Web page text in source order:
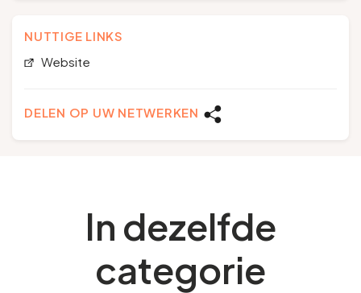
NUTTIGE LINKS
Website
DELEN OP UW NETWERKEN
In dezelfde
categorie